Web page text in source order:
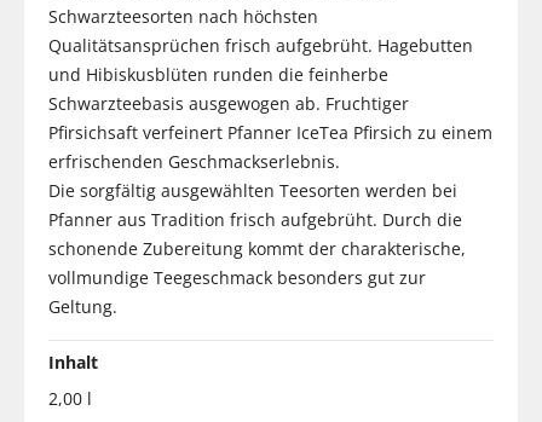
Schwarzteesorten nach höchsten
Qualitätsansprüchen frisch aufgebrüht. Hagebutten
und Hibiskusblüten runden die feinherbe
Schwarzteebasis ausgewogen ab. Fruchtiger
Pfirsichsaft verfeinert Pfanner IceTea Pfirsich zu einem
erfrischenden Geschmackserlebnis.
Die sorgfältig ausgewählten Teesorten werden bei
Pfanner aus Tradition frisch aufgebrüht. Durch die
schonende Zubereitung kommt der charakterische,
vollmundige Teegeschmack besonders gut zur
Geltung.
Inhalt
2,00 l